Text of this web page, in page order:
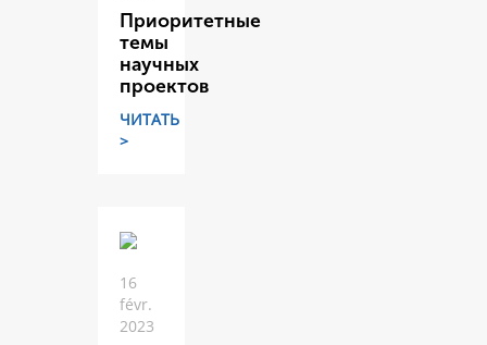
Приоритетные
темы
научных
проектов
ЧИТАТЬ
>
16
févr.
2023